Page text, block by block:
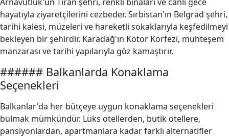
hayatıyla ziyaretçilerini cezbeder. Sırbistan'ın Belgrad şehri,
tarihi kalesi, müzeleri ve hareketli sokaklarıyla keşfedilmeyi
bekleyen bir şehirdir. Karadağ'ın Kotor Körfezi, muhteşem
manzarası ve tarihi yapılarıyla göz kamaştırır.
###### Balkanlarda Konaklama
Seçenekleri
Balkanlar'da her bütçeye uygun konaklama seçenekleri
bulmak mümkündür. Lüks otellerden, butik otellere,
pansiyonlardan, apartmanlara kadar farklı alternatifler